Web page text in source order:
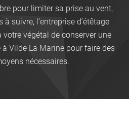
pour limiter sa prise au vent,
suivre, l’entreprise d’étêtage
végétal de conserver une
Vilde La Marine pour faire des
nécessaires.